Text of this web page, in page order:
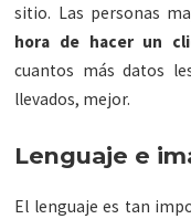
sitio. Las personas
hora de hacer un
cuantos más datos
llevados, mejor.
Lenguaje e
El lenguaje es tan